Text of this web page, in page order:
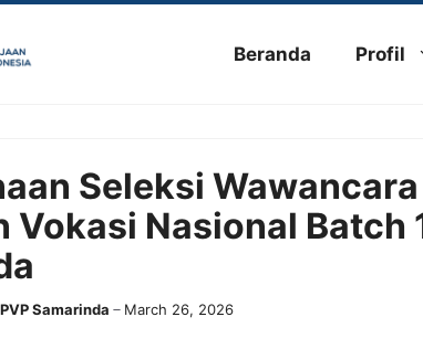
Beranda Profil
Seleksi
Vokasi Nasional Batch
Samarinda March 26, 2026